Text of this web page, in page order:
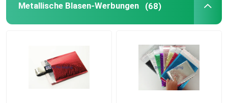
CPE-Plastiktüten
Die gedruckte Gewohnheit stehen oben Beutel
Metallische Blasen-Werbungen (68)